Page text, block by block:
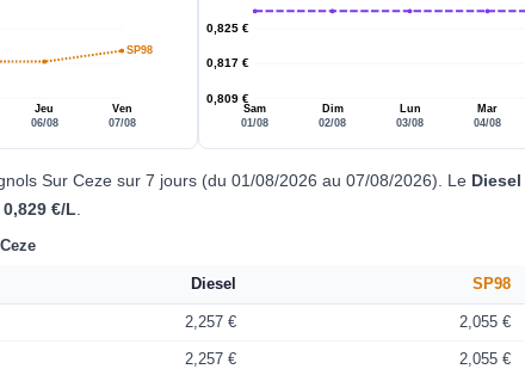
Jeu
06/08
Ven
07/08
SP98
0,809 €
0,817 €
0,825 €
Sam
01/08
Dim
02/08
Lun
03/08
Mar
04/08
Sur Ceze sur 7 jours (du 01/08/2026 au 07/08/2026). Le Diesel
0,829 €/L
Diesel SP98
2,257 € 2,055 €
2,257 € 2,055 €